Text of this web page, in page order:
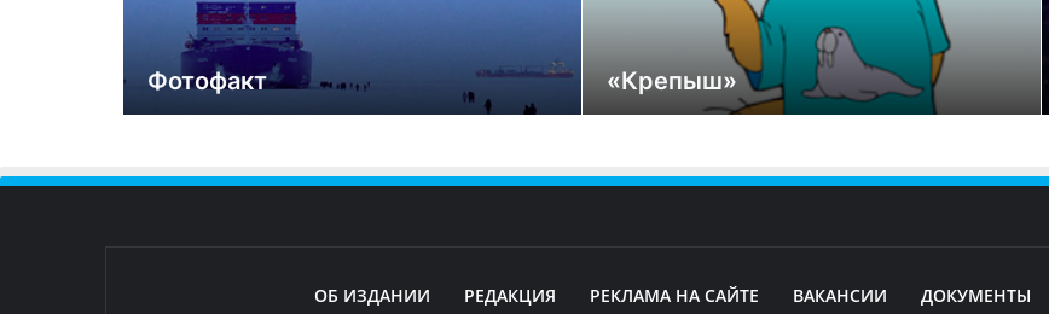
Фотофакт «Крепыш»
ОБ ИЗДАНИИ РЕДАКЦИЯ РЕКЛАМА НА САЙТЕ ВАКАНСИИ ДОКУМЕНТЫ